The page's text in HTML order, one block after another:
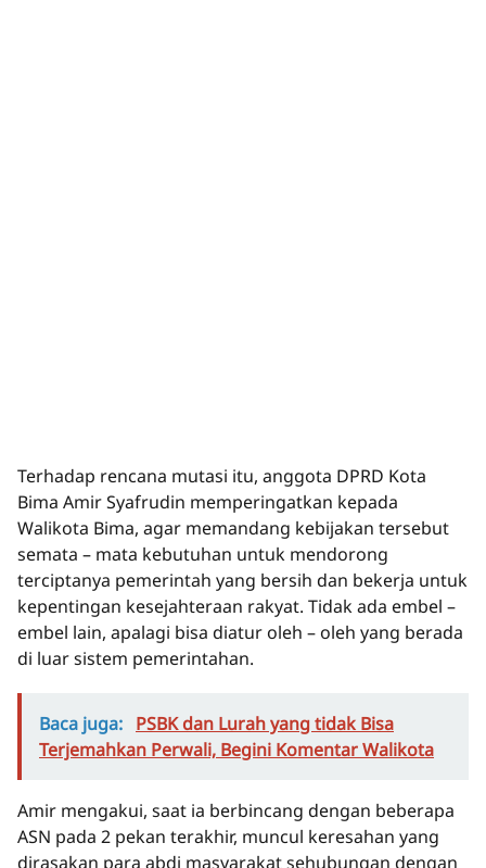
Terhadap rencana mutasi itu, anggota DPRD Kota
Bima Amir Syafrudin memperingatkan kepada
Walikota Bima, agar memandang kebijakan tersebut
semata – mata kebutuhan untuk mendorong
terciptanya pemerintah yang bersih dan bekerja untuk
kepentingan kesejahteraan rakyat. Tidak ada embel –
embel lain, apalagi bisa diatur oleh – oleh yang berada
di luar sistem pemerintahan.
Baca juga: PSBK dan Lurah yang tidak Bisa
Terjemahkan Perwali, Begini Komentar Walikota
Amir mengakui, saat ia berbincang dengan beberapa
ASN pada 2 pekan terakhir, muncul keresahan yang
dirasakan para abdi masyarakat sehubungan dengan